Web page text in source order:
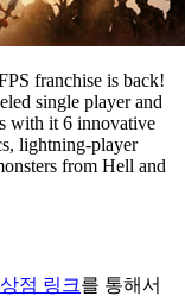
franchise is back!
single player and
with it 6 innovative
lightning-player
from Hell and
상점 링크를 통해서